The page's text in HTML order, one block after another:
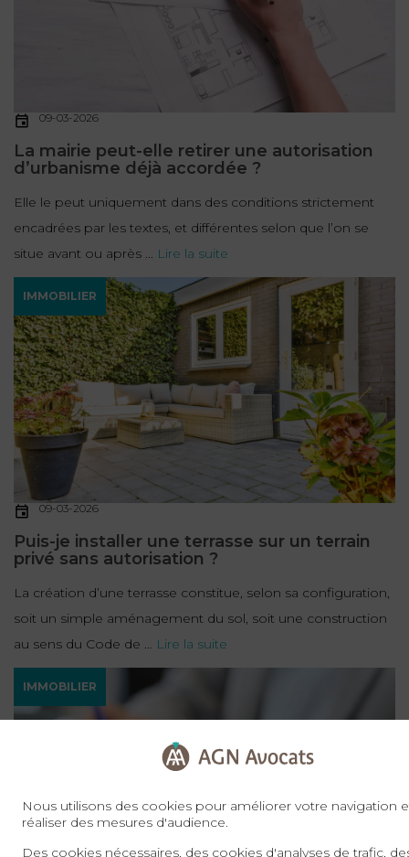
09-03-2026
La mairie peut-elle retirer une autorisation
d’urbanisme déjà accordée ?
Elle le peut uniquement dans des conditions strictement
encadrées par les textes, et différentes selon que l’on se
situe avant ou après ... Lire la suite
IMMOBILIER
09-03-2026
Puis-je installer une terrasse sur un terrain
privé sans autorisation ?
La création d’une terrasse constitue, selon sa configuration,
soit un simple aménagement du sol, soit une construction
au sens du Code de ... Lire la suite
IMMOBILIER
Nous utilisons des cookies pour améliorer votre navigation
réaliser des mesures d'audience.
Des cookies nécessaires, des cookies d'analyses de trafic,